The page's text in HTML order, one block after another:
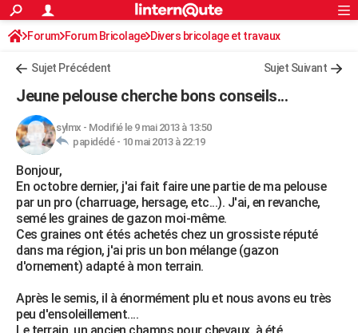
ACTUALITÉS
Politique
Société
Faits Divers
Education
Monde
Villes
+
FINANCE
Retraite
Impôts
Epargne
Immobilier
Risques naturels par ville
Banque
Assurance
Crédit
AUTO
Essais
Réserver un essai
Citadines
Berlines
SUV
Forum auto
+HIGH-TECH
Mobiles
Meilleur smartphone
Internet
Ordinateurs
Jeux vidéo
Guide high-tech
+BRICOLAGE
Forum
Aménagement intérieur
Extérieur
Cuisine
Salle de bains
Jardinage
Rangement
WEEK-END
Guides de France
Week-end nature
Art de vivre
Bien-être
Loisirs
ModeModes de vie
SANTE
Rechercher
S'inscrire
Connexion
Forum Forum Bricolage Divers bricolage et travaux
Sujet Précédent Sujet Suivant
Jeune pelouse cherche bons conseils...
sylmx - Modifié le 9 mai 2013 à 13:50
papidédé - 10 mai 2013 à 22:19
Bonjour,
En octobre dernier, j'ai fait faire une partie de ma pelouse
par un pro (charruage, hersage, etc...). J'ai, en revanche,
semé les graines de gazon moi-même.
Ces graines ont étés achetés chez un grossiste réputé
dans ma région, j'ai pris un bon mélange (gazon
d'ornement) adapté à mon terrain.
Après le semis, il à énormément plu et nous avons eu très
peu d'ensoleillement....